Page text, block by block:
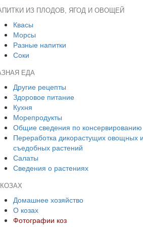
ИЗ ПЛОДОВ, ЯГОД И ОВОЩЕЙ
Квасы
Морсы
Разные напитки
Соки
ЕДА
Другие рецепты
Здоровое питание
Кухня
Морепродукты
Общие сведения по консервированию
Переработка дикорастущих овощных
съедобных растений
Салаты
Сведения о растениях
Домашнее хозяйство
О козах
Фотографии коз